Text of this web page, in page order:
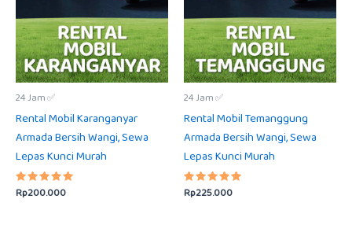
24 Jam ✅
Rental Mobil Karanganyar
Armada Bersih Wangi, Sewa
Lepas Kunci Murah
Dinilai
5.00
Rp200.000
24 Jam ✅
Rental Mobil Temanggung
Armada Bersih Wangi, Sewa
Lepas Kunci Murah
Dinilai
5.00
Rp225.000